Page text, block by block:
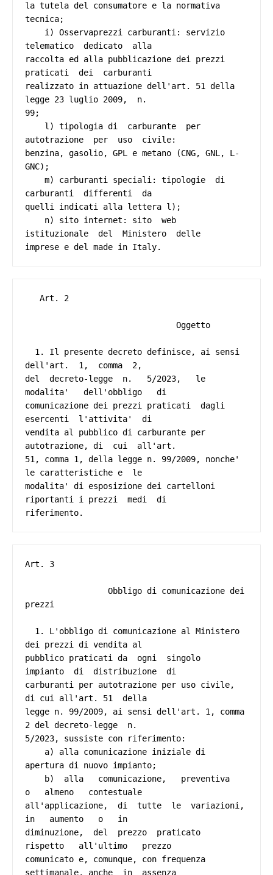
dell'art.  1,  comma  2,
del  decreto-legge  n.   5/2023,   le
modalita'   dell'obbligo   di
comunicazione dei prezzi praticati  dagli
esercenti  l'attivita'  di
vendita al pubblico di carburante per
autotrazione, di  cui  all'art.
51, comma 1, della legge n. 99/2009, nonche'
le caratteristiche e  le
modalita' di esposizione dei cartelloni
riportanti i prezzi  medi  di
Art. 3
prezzi
dei prezzi di vendita al
pubblico praticati da  ogni  singolo
impianto  di  distribuzione  di
carburanti per autotrazione per uso civile,
di cui all'art. 51  della
legge n. 99/2009, ai sensi dell'art. 1, comma
2 del decreto-legge  n.
5/2023, sussiste con riferimento:
apertura di nuovo impianto;
o   almeno   contestuale
all'applicazione,  di  tutte  le  variazioni,
in   aumento   o   in
diminuzione,  del  prezzo  praticato
rispetto   all'ultimo   prezzo
comunicato e, comunque, con frequenza
settimanale, anche  in  assenza